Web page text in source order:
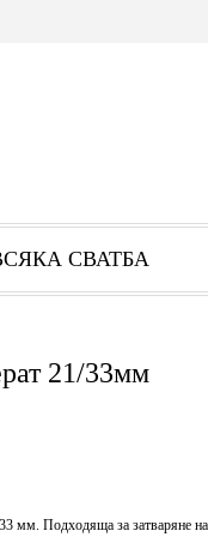
СВАТБА
21/33мм
мм. Подходяща за затваряне